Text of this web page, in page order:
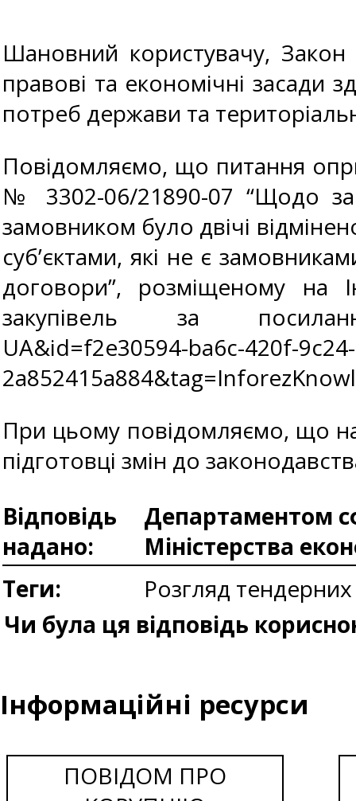
Шановний користувачу, Закон
правові та економічні засади
потреб держави та
Повідомляємо, що питання
№ 3302-06/21890-07 “Щодо
замовником було двічі
суб’єктами, які не є
договори”, розміщеному на
закупівель за
UA&id=f2e30594-ba6c-420f-9c24-
При цьому повідомляємо, що
підготовці змін до
Відповідь
надано:
Департаментом
Міністерства
Теги:
Розгляд
Чи була ця відповідь
Інформаційні ресурси
ПОВІДОМ ПРО